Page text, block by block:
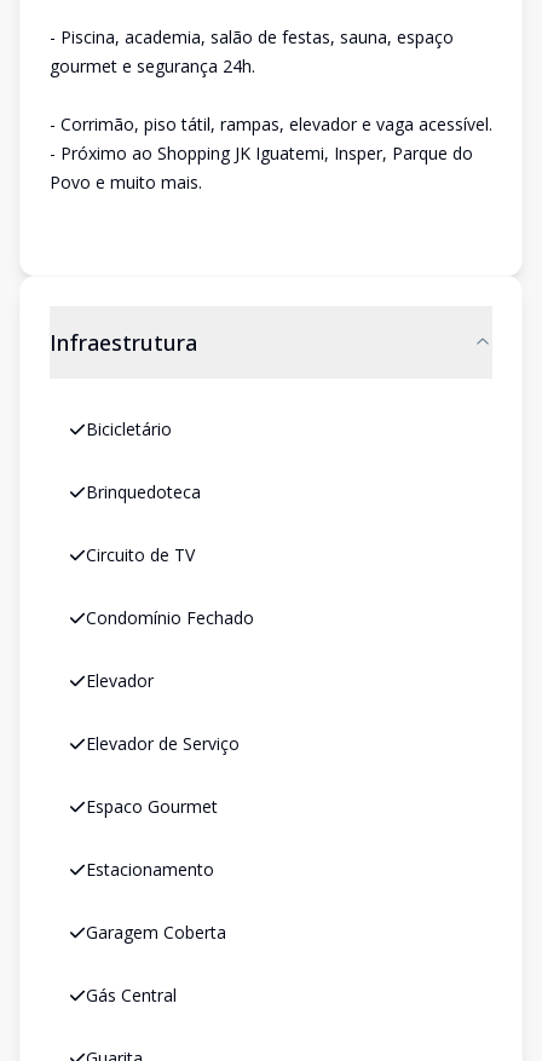
- Piscina, academia, salão de festas, sauna, espaço
gourmet e segurança 24h.
- Corrimão, piso tátil, rampas, elevador e vaga acessível.
- Próximo ao Shopping JK Iguatemi, Insper, Parque do
Povo e muito mais.
Infraestrutura
Bicicletário
Brinquedoteca
Circuito de TV
Condomínio Fechado
Elevador
Elevador de Serviço
Espaco Gourmet
Estacionamento
Garagem Coberta
Gás Central